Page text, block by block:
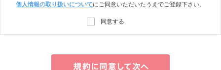
個人情報の取り扱いについてにご同意いただいたうえでご登録下さい。
同意する